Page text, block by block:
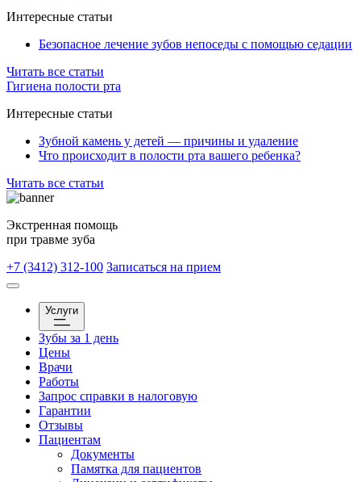
Интересные статьи
Безопасное лечение зубов непоседы с помощью седации
Читать все статьи
Гигиена полости рта
Интересные статьи
Зубной камень у детей — причины и удаление
Что происходит в полости рта вашего ребенка?
Читать все статьи
Экстренная помощь
при травме зуба
+7 (3412) 312-100 Записаться на прием
Услуги
Зубы за 1 день
Цены
Врачи
Работы
Запрос справки в налоговую
Гарантии
Отзывы
Пациентам
Документы
Памятка для пациентов